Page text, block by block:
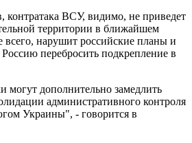
ВСУ, видимо, не приведет
территории в ближайшем
всего, нарушит российские планы и
перебросить подкрепление в
могут дополнительно замедлить
административного контроля
Украины", - говорится в